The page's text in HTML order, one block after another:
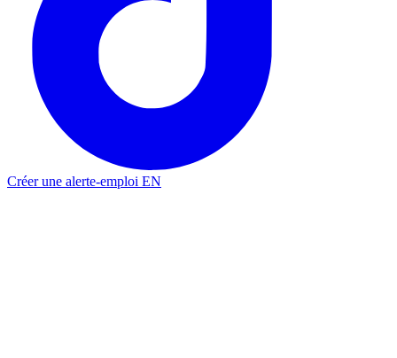
Créer une alerte-emploi EN